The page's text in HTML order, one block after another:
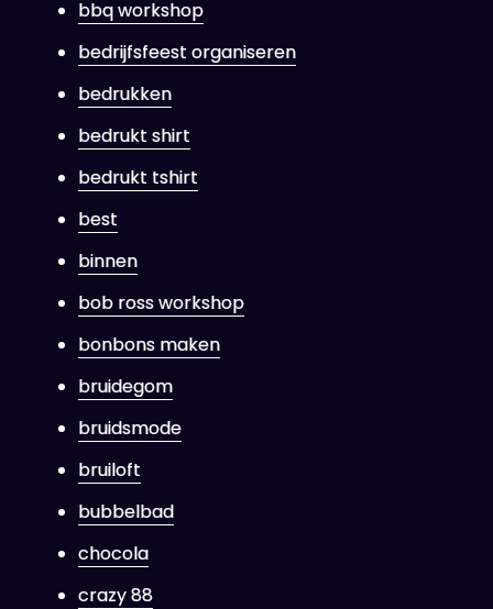
bbq workshop
bedrijfsfeest organiseren
bedrukken
bedrukt shirt
bedrukt tshirt
best
binnen
bob ross workshop
bonbons maken
bruidegom
bruidsmode
bruiloft
bubbelbad
chocola
crazy 88